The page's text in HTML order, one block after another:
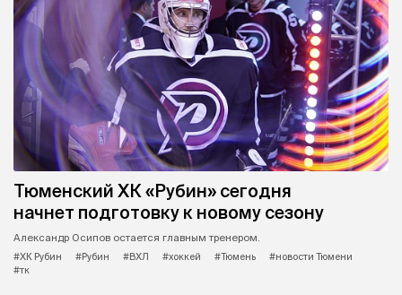
Тюменский ХК «Рубин» сегодня
начнет подготовку к новому сезону
Александр Осипов остается главным тренером.
#ХК Рубин
#Рубин #ВХЛ #хоккей #Тюмень
#новости Тюмени
#тк